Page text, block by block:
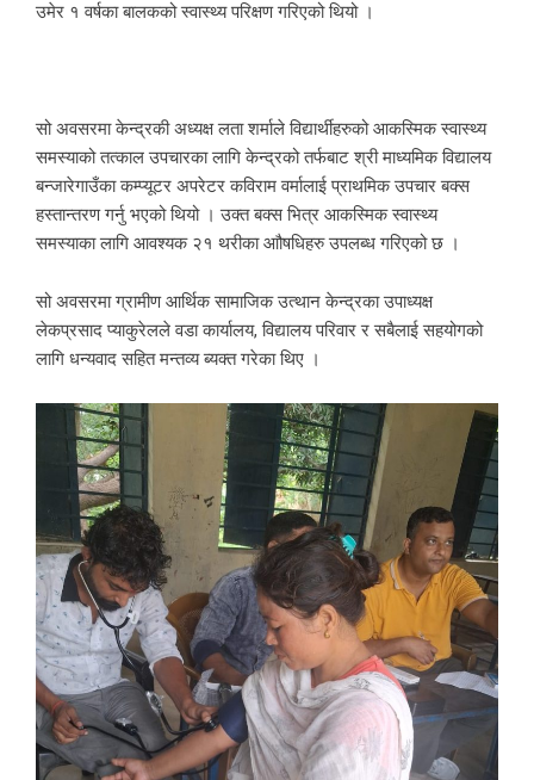
उमेर १ वर्षका बालकको स्वास्थ्य परिक्षण गरिएको थियो ।
सो अवसरमा केन्द्रकी अध्यक्ष लता शर्माले विद्यार्थीहरुको आकस्मिक स्वास्थ्य
समस्याको तत्काल उपचारका लागि केन्द्रको तर्फबाट श्री माध्यमिक विद्यालय
बन्जारेगाउँका कम्प्यूटर अपरेटर कविराम वर्मालाई प्राथमिक उपचार बक्स
हस्तान्तरण गर्नु भएको थियो । उक्त बक्स भित्र आकस्मिक स्वास्थ्य
समस्याका लागि आवश्यक २१ थरीका आौषधिहरु उपलब्ध गरिएको छ ।
सो अवसरमा ग्रामीण आर्थिक सामाजिक उत्थान केन्द्रका उपाध्यक्ष
लेकप्रसाद प्याकुरेलले वडा कार्यालय, विद्यालय परिवार र सबैलाई सहयोगको
लागि धन्यवाद सहित मन्तव्य ब्यक्त गरेका थिए ।